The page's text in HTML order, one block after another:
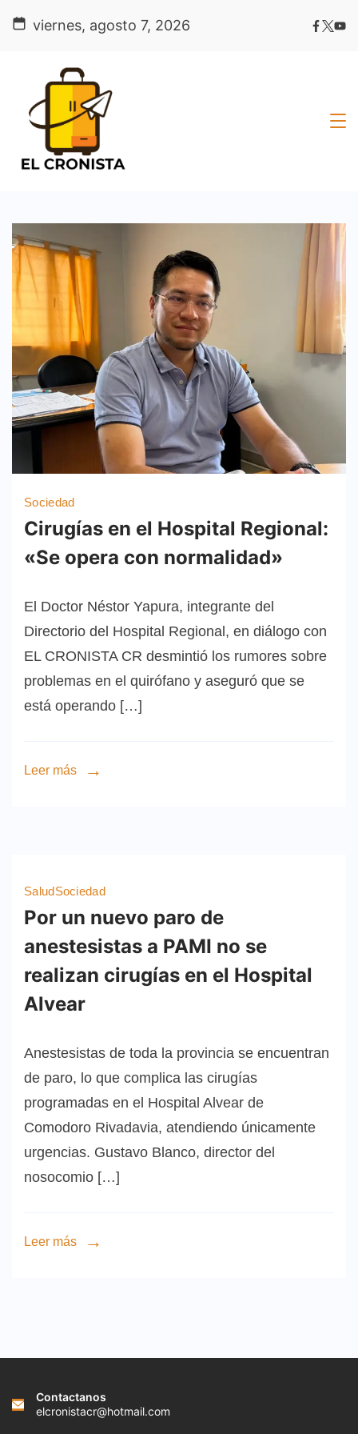
viernes, agosto 7, 2026
Sociedad
Cirugías en el Hospital Regional:
«Se opera con normalidad»
El Doctor Néstor Yapura, integrante del
Directorio del Hospital Regional, en diálogo con
EL CRONISTA CR desmintió los rumores sobre
problemas en el quirófano y aseguró que se
está operando […]
Leer más
SaludSociedad
Por un nuevo paro de
anestesistas a PAMI no se
realizan cirugías en el Hospital
Alvear
Anestesistas de toda la provincia se encuentran
de paro, lo que complica las cirugías
programadas en el Hospital Alvear de
Comodoro Rivadavia, atendiendo únicamente
urgencias. Gustavo Blanco, director del
nosocomio […]
Leer más
Contactanos
elcronistacr@hotmail.com